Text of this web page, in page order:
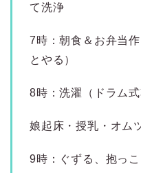
て洗浄
7時：朝食＆お弁当
とやる）
8時：洗濯（ドラム
娘起床・授乳・オム
9時：ぐずる、抱っ